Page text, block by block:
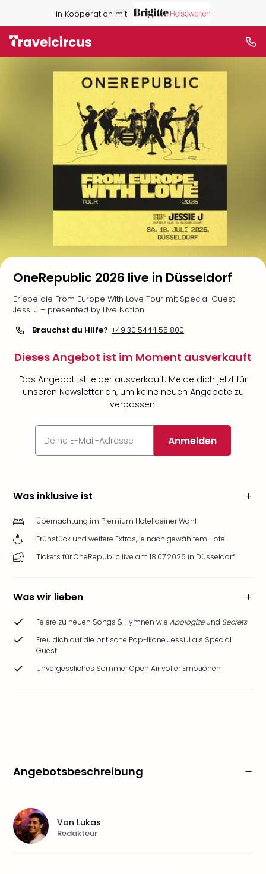
in Kooperation mit
OneRepublic 2026 live in Düsseldorf
Erlebe die From Europe With Love Tour mit Special Guest
Jessi J – presented by Live Nation
Brauchst du Hilfe? +49 30 5444 55 800
Dieses Angebot ist im Moment ausverkauft
Das Angebot ist leider ausverkauft. Melde dich jetzt für
unseren Newsletter an, um keine neuen Angebote zu
verpassen!
Anmelden
Was inklusive ist
Übernachtung im Premium Hotel deiner Wahl
Frühstück und weitere Extras, je nach gewähltem Hotel
Tickets für OneRepublic live am 18.07.2026 in Düsseldorf
Was wir lieben
Feiere zu neuen Songs & Hymnen wie Apologizeund Secrets
Freu dich auf die britische Pop-Ikone Jessi J als Special
Guest
Unvergessliches Sommer Open Air voller Emotionen
Angebotsbeschreibung
Von Lukas
Redakteur